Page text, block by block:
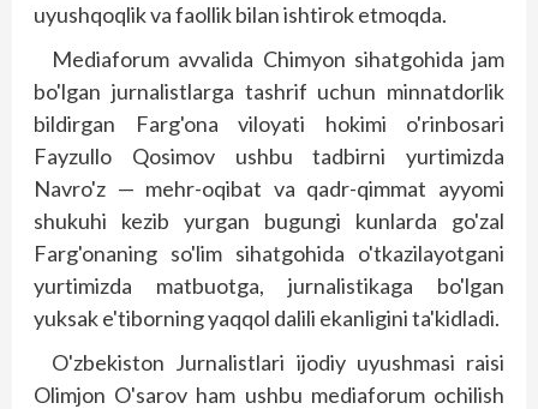
uyushqoqlik va faollik bilan ishtirok etmoqda.
Mediaforum avvalida Chimyon sihatgohida jam
bo'lgan jurnalistlarga tashrif uchun minnatdorlik
bildirgan Farg'ona viloyati hokimi o'rinbosari
Fayzullo Qosimov ushbu tadbirni yurtimizda
Navro'z — mehr-oqibat va qadr-qimmat ayyomi
shukuhi kezib yurgan bugungi kunlarda go'zal
Farg'onaning so'lim sihatgohida o'tkazilayotgani
yurtimizda matbuotga, jurnalistikaga bo'lgan
yuksak e'tiborning yaqqol dalili ekanligini ta'kid­ladi.
O'zbekiston Jurnalistlari ijodiy uyushmasi raisi
Olimjon O'sarov ham ushbu mediaforum ochilish